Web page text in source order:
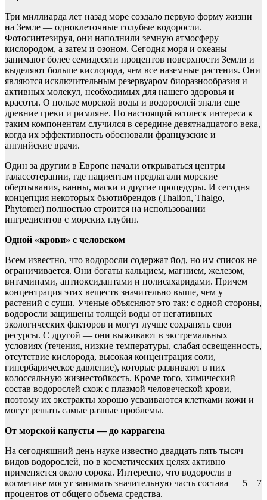
Три миллиарда лет назад море создало первую форму жизни
на Земле — одноклеточные голубые водоросли.
Фотосинтезируя, они наполнили земную атмосферу
кислородом, а затем и озоном. Сегодня моря и океаны
занимают более семидесяти процентов поверхности Земли и
выделяют больше кислорода, чем все наземные растения. Они
являются исключительным резервуаром биоразнообразия и
активных молекул, необходимых для нашего здоровья и
красоты. О пользе морской воды и водорослей знали еще
древние греки и римляне. Но настоящий всплеск интереса к
таким компонентам случился в середине девятнадцатого века,
когда их эффективность обосновали французские и
английские врачи.
Один за другим в Европе начали открываться центры
талассотерапии, где пациентам предлагали морские
обертывания, ванны, маски и другие процедуры. И сегодня
концепция некоторых бьютибрендов (Thalion, Thalgo,
Phytomer) полностью строится на использовании
ингредиентов с морских глубин.
Одной «крови» с человеком
Всем известно, что водоросли содержат йод, но им список не
ограничивается. Они богаты кальцием, магнием, железом,
витаминами, антиоксидантами и полисахаридами. Причем
концентрация этих веществ значительно выше, чем у
растений с суши. Ученые объясняют это так: с одной стороны,
водоросли защищены толщей воды от негативных
экологических факторов и могут лучше сохранять свои
ресурсы. С другой — они выживают в экстремальных
условиях (течения, низкие температуры, слабая освещенность,
отсутствие кислорода, высокая концентрация соли,
гипербарическое давление), которые развивают в них
колоссальную жизнестойкость. Кроме того, химический
состав водорослей схож с плазмой человеческой крови,
поэтому их экстракты хорошо усваиваются клетками кожи и
могут решать самые разные проблемы.
От морской капусты — до каррагена
На сегодняшний день науке известно двадцать пять тысяч
видов водорослей, но в косметических целях активно
применяется около сорока. Интересно, что водоросли в
косметике могут занимать значительную часть состава — 5—7
процентов от общего объема средства.